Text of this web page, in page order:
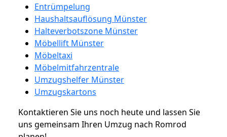
Entrümpelung
Haushaltsauflösung Münster
Halteverbotszone Münster
Möbellift Münster
Möbeltaxi
Möbelmitfahrzentrale
Umzugshelfer Münster
Umzugskartons
Kontaktieren Sie uns noch heute und lassen Sie
uns gemeinsam Ihren Umzug nach Romrod